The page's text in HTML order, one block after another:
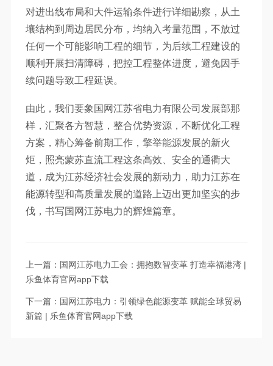
对进出线布局和大件运输条件进行详细勘察，从土
壤结构到周边居民分布，均纳入考量范围，不放过
任何一个可能影响工程的细节，为后续工程建设的
顺利开展扫清障碍，把控工程整体进度，避免因手
续问题导致工程延误。
由此，我们要象国网江苏省电力有限公司发展部那
样，汇聚各方智慧，整合优势资源，不断优化工程
方案，精心筹备前期工作，擎举能源发展的新火
炬，照亮蒙苏直流工程这条高效、安全的通衢大
道，成为江苏经济社会发展的新动力，助力江苏在
能源转型和高质量发展的道路上迈出更加坚实的步
伐，书写国网江苏电力的辉煌篇章。
上一篇：国网江苏电力工会：拥抱数智变革 打造幸福港湾 |
乐鱼体育官网app下载
下一篇：国网江苏电力：引领绿色能源变革 赋能全球贸易
新篇 | 乐鱼体育官网app下载